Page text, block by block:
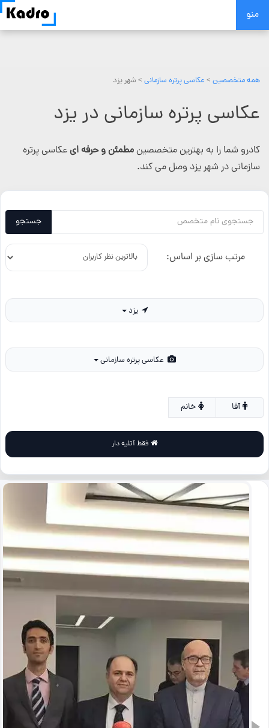
Skip
منو
همه متخصصین > عکاسی پرتره سازمانی > شهر یزد
عکاسی پرتره سازمانی در یزد
کادرو شما را به بهترین متخصصینمطمئن و حرفه ایعکاسی پرتره
سازمانی در شهر یزد وصل می کند.
جستجو
مرتب سازی بر اساس:
یزد
خانم